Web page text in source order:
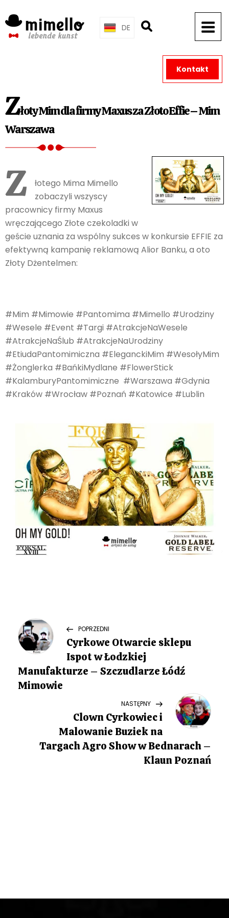
to
content
DE
Złoty Mim dla firmy Maxus za Złoto Effie – Mim
Warszawa
Z
łotego Mima Mimello
zobaczyli wszyscy
pracownicy firmy Maxus
wręczającego Złote czekoladki w
geście uznania za wspólny sukces w konkursie EFFIE za
efektywną kampanię reklamową Alior Banku, a oto
Złoty Dżentelmen:
#Mim #Mimowie #Pantomima #Mimello #Urodziny
#Wesele #Event #Targi #AtrakcjeNaWesele
#AtrakcjeNaŚlub #AtrakcjeNaUrodziny
#EtiudaPantomimiczna #EleganckiMim #WesołyMim
#Żonglerka #BańkiMydlane #FlowerStick
#KalamburyPantomimiczne #Warszawa #Gdynia
#Kraków #Wrocław #Poznań #Katowice #Lublin
N
a
w
i
s
Previous
Post
POPRZEDNI
Cyrkowe Otwarcie sklepu
Ispot w Łodzkiej
Manufakturze – Szczudlarze Łódź
Mimowie
Post
NASTĘPNY
Clown Cyrkowiec i
Malowanie Buziek na
Targach Agro Show w Bednarach –
Klaun Poznań
Kontakt